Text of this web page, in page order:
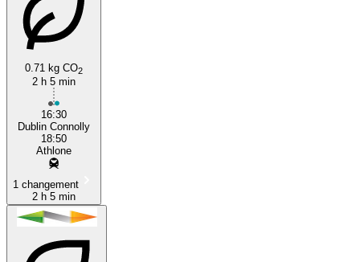
0.71 kg CO2
2 h 5 min
16:30
Dublin Connolly
18:50
Athlone
1 changement
2 h 5 min